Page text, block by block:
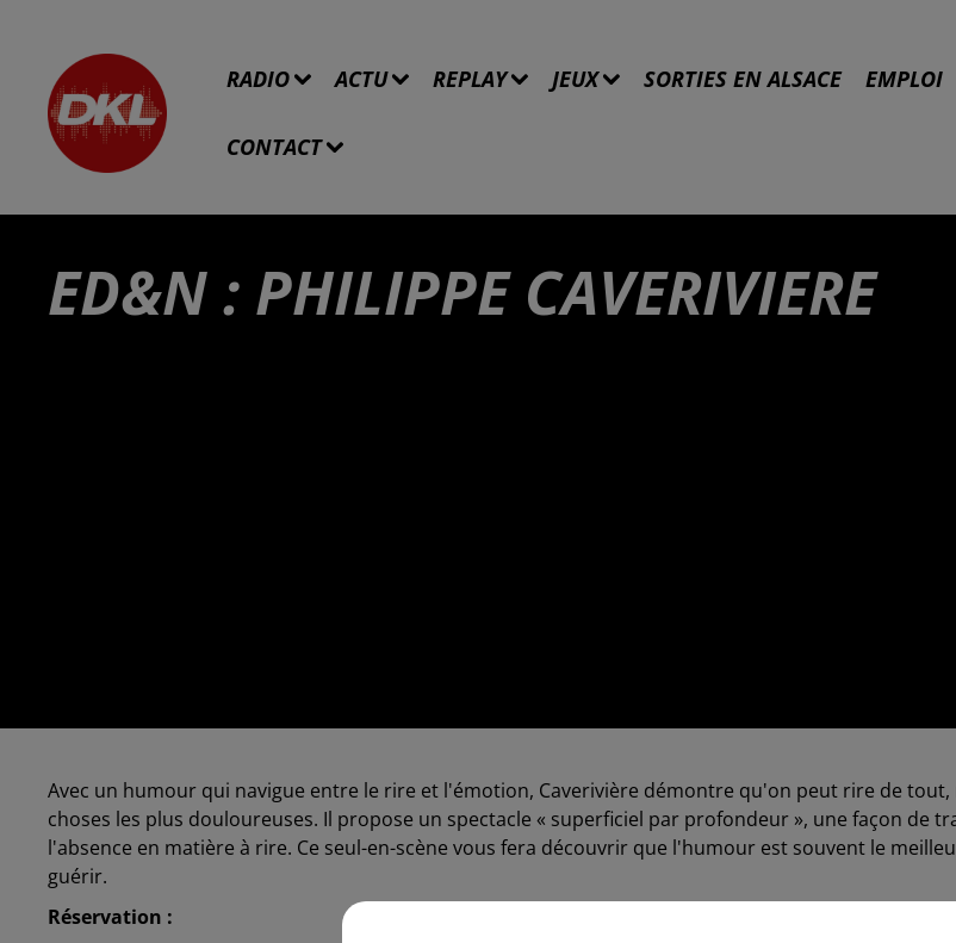
RADIO ACTU REPLAY JEUX SORTIES EN ALSACE EMPLOI
CONTACT
ED&N : PHILIPPE CAVERIVIERE
Avec un humour qui navigue entre le rire et l'émotion, Caverivière démontre qu'on peut rire de tout,
choses les plus douloureuses. Il propose un spectacle « superficiel par profondeur », une façon de
l'absence en matière à rire. Ce seul-en-scène vous fera découvrir que l'humour est souvent le
guérir.
Réservation :